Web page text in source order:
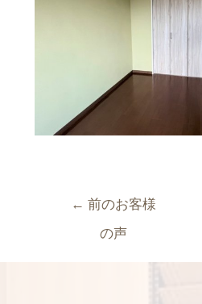
← 前のお客様
の声